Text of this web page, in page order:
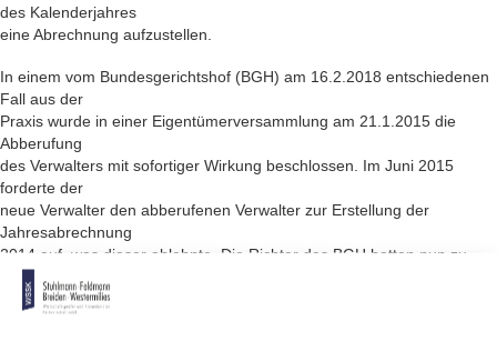
des Kalenderjahres
eine Abrechnung aufzustellen.
In einem vom Bundesgerichtshof (BGH) am 16.2.2018 entschiedenen
Fall aus der
Praxis wurde in einer Eigentümerversammlung am 21.1.2015 die
Abberufung
des Verwalters mit sofortiger Wirkung beschlossen. Im Juni 2015
forderte der
neue Verwalter den abberufenen Verwalter zur Erstellung der
Jahresabrechnung
2014 auf, was dieser ablehnte. Die Richter des BGH hatten nun zu
ob der neue oder der alte Verwalter verpflichtet war, die